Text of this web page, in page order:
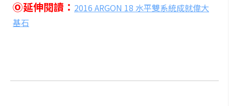
Ⓞ延伸閱讀： 2016 ARGON 18 水平雙系統成就偉大
基石